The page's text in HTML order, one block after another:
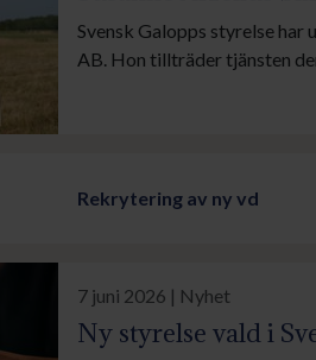
Svensk Galopps styrelse har
AB. Hon tillträder tjänsten
Rekrytering av ny vd
7 juni 2026 | Nyhet
Ny styrelse vald i